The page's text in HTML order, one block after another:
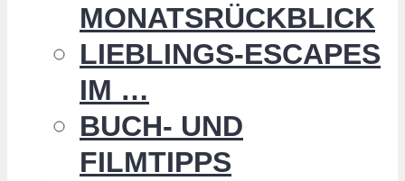
MONATSRÜCKBLICK
LIEBLINGS-ESCAPES
IM …
BUCH- UND
FILMTIPPS